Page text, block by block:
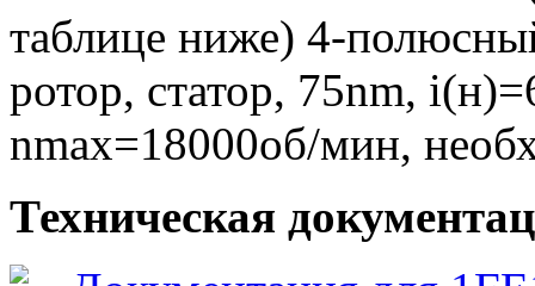
таблице ниже) 4-
ротор, статор, 75nm,
nmax=18000об/мин,
Техническая